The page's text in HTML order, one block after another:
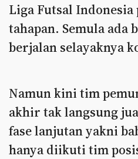
Liga Futsal
tahapan. Semula ada
berjalan selayaknya
Namun kini tim
akhir tak langsung
fase lanjutan yakni
hanya diikuti tim